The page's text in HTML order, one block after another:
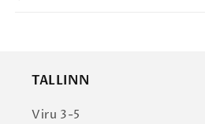
TALLINN
Viru 3-5